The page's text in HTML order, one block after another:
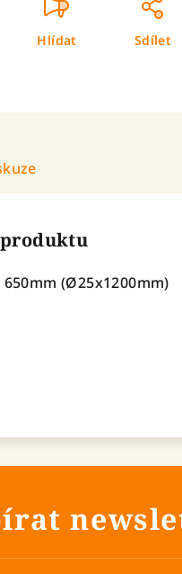
Hlídat Sdílet
(Ø25x1200mm)